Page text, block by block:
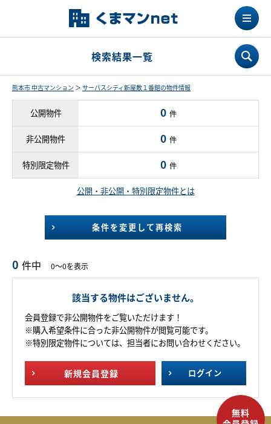
検索結果一覧
熊本市 中古マンション ＞ サーパスシティ新屋敷１番館の物件情報
公開物件 0 件
非公開物件 0 件
特別限定物件 0 件
公開・非公開・特別限定物件とは
条件を変更して再検索
0 件中 0～0を表示
該当する物件はございません。
会員登録で非公開物件をご覧いただけます！
※購入希望条件に合った非公開物件が閲覧可能です。
※特別限定物件については、担当者にお問い合わせください。
新規会員登録 ログイン